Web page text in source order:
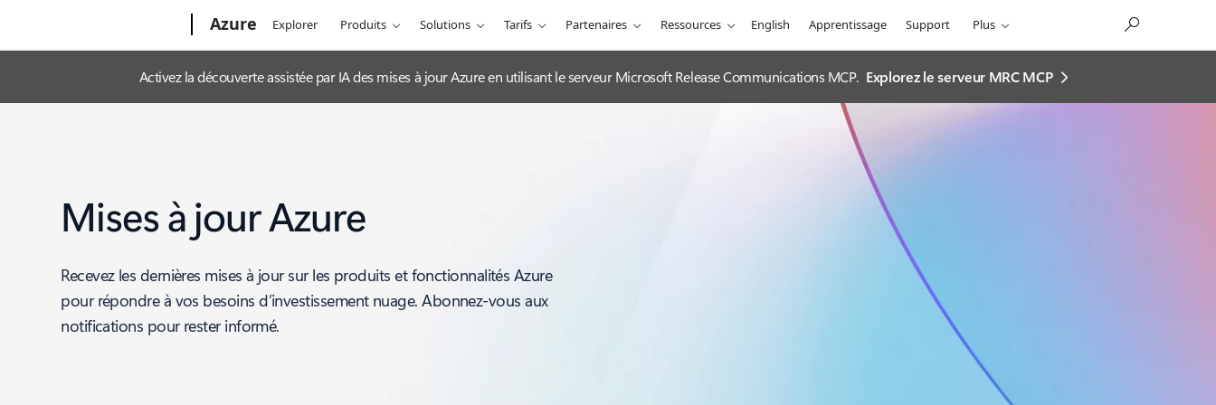
Azure Explorer Produits Solutions Tarifs Partenaires Ressources English Apprentissage Support Plus
Activez la découverte assistée par IA des mises à jour Azure en utilisant le serveur Microsoft Release Communications MCP. Explorez le serveur MRC MCP
Mises à jour Azure
Recevez les dernières mises à jour sur les produits et fonctionnalités Azure
pour répondre à vos besoins d’investissement nuage. Abonnez-vous aux
notifications pour rester informé.